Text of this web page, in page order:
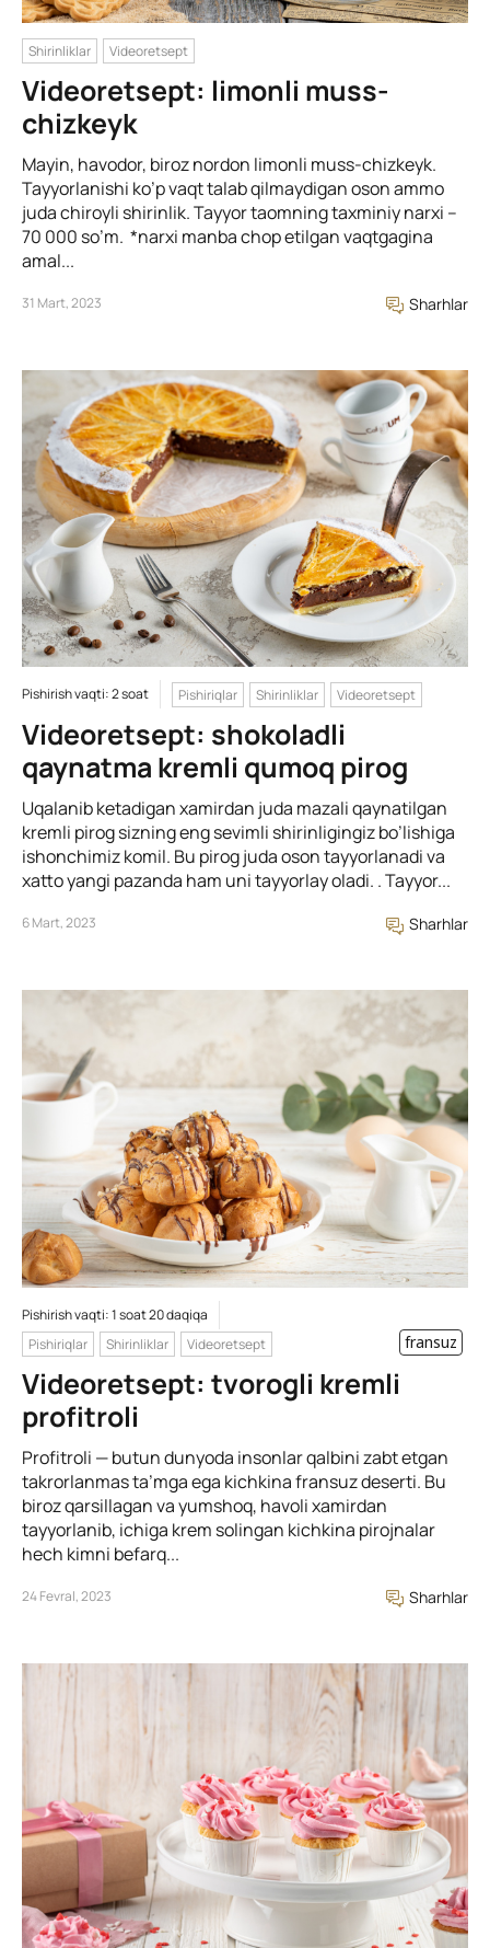
Shirinliklar Videoretsept
Videoretsept: limonli muss-
chizkeyk
Mayin, havodor, biroz nordon limonli muss-chizkeyk.
Tayyorlanishi ko’p vaqt talab qilmaydigan oson ammo
juda chiroyli shirinlik. Tayyor taomning taxminiy narxi –
70 000 so’m. *narxi manba chop etilgan vaqtgagina
amal...
31 Mart, 2023 Sharhlar
Pishirish vaqti: 2 soat Pishiriqlar Shirinliklar Videoretsept
Videoretsept: shokoladli
qaynatma kremli qumoq pirog
Uqalanib ketadigan xamirdan juda mazali qaynatilgan
kremli pirog sizning eng sevimli shirinligingiz bo’lishiga
ishonchimiz komil. Bu pirog juda oson tayyorlanadi va
xatto yangi pazanda ham uni tayyorlay oladi. . Tayyor...
6 Mart, 2023 Sharhlar
Pishirish vaqti: 1 soat 20 daqiqa
Pishiriqlar
Shirinliklar Videoretsept fransuz
Videoretsept: tvorogli kremli
profitroli
Profitroli — butun dunyoda insonlar qalbini zabt etgan
takrorlanmas ta’mga ega kichkina fransuz deserti. Bu
biroz qarsillagan va yumshoq, havoli xamirdan
tayyorlanib, ichiga krem solingan kichkina pirojnalar
hech kimni befarq...
24 Fevral, 2023 Sharhlar